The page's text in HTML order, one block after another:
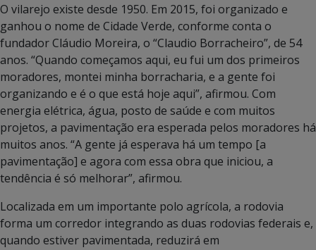
O vilarejo existe desde 1950. Em 2015, foi organizado e
ganhou o nome de Cidade Verde, conforme conta o
fundador Cláudio Moreira, o “Claudio Borracheiro”, de 54
anos. “Quando começamos aqui, eu fui um dos primeiros
moradores, montei minha borracharia, e a gente foi
organizando e é o que está hoje aqui”, afirmou. Com
energia elétrica, água, posto de saúde e com muitos
projetos, a pavimentação era esperada pelos moradores há
muitos anos. “A gente já esperava há um tempo [a
pavimentação] e agora com essa obra que iniciou, a
tendência é só melhorar”, afirmou.
Localizada em um importante polo agrícola, a rodovia
forma um corredor integrando as duas rodovias federais e,
quando estiver pavimentada, reduzirá em